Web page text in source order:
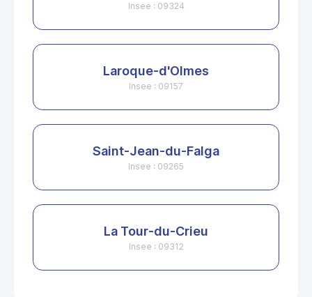
Insee : 09324
Laroque-d'Olmes
Insee : 09157
Saint-Jean-du-Falga
Insee : 09265
La Tour-du-Crieu
Insee : 09312